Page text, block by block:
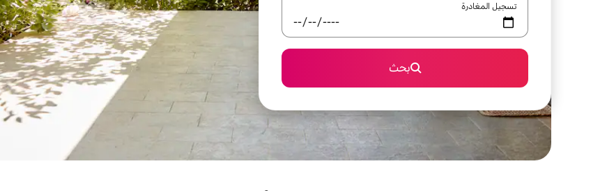
تسجيل المغادرة
بحث